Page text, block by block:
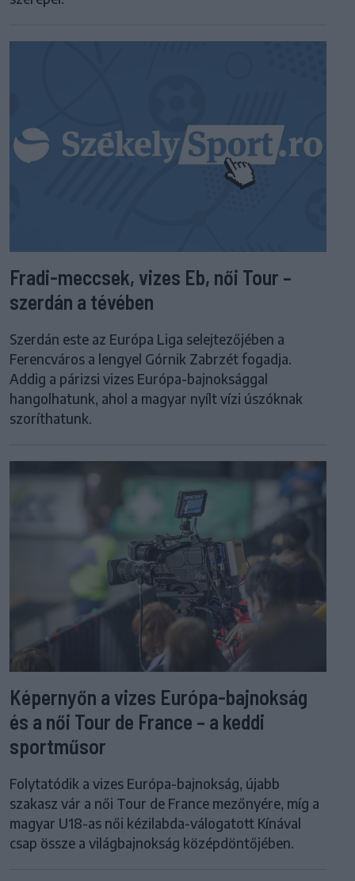
Fradi-meccsek, vizes Eb, női Tour –
szerdán a tévében
Szerdán este az Európa Liga selejtezőjében a
Ferencváros a lengyel Górnik Zabrzét fogadja.
Addig a párizsi vizes Európa-bajnoksággal
hangolhatunk, ahol a magyar nyílt vízi úszóknak
szoríthatunk.
Képernyőn a vizes Európa-bajnokság
és a női Tour de France – a keddi
sportműsor
Folytatódik a vizes Európa-bajnokság, újabb
szakasz vár a női Tour de France mezőnyére, míg a
magyar U18-as női kézilabda-válogatott Kínával
csap össze a világbajnokság középdöntőjében.